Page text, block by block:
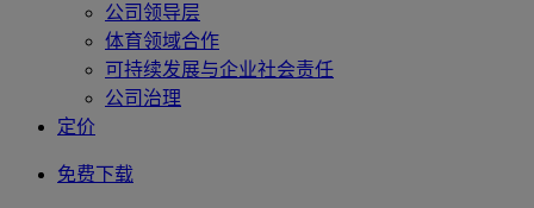
公司领导层
体育领域合作
可持续发展与企业社会责任
公司治理
定价
免费下载